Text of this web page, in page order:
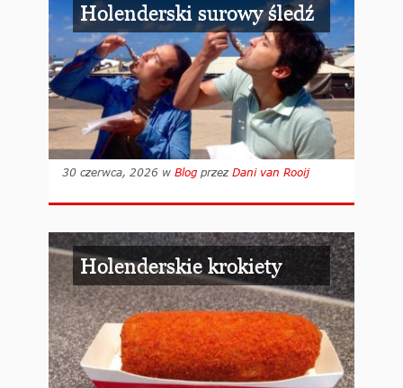
Holenderski surowy śledź
30 czerwca, 2026 w Blog przez Dani van Rooij
Holenderskie krokiety